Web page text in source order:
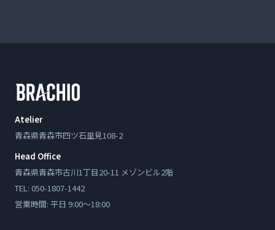
Atelier
青森県青森市四ツ石里見108-2
Head Office
青森県青森市古川1丁目20-11 メゾンビル2階
TEL: 050-1807-1442
営業時間: 平日 9:00〜18:00